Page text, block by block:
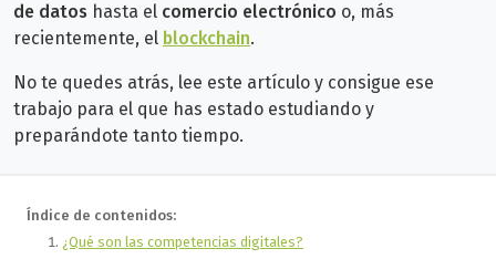
de datos hasta el comercio electrónico o, más
recientemente, el blockchain.
No te quedes atrás, lee este artículo y consigue ese
trabajo para el que has estado estudiando y
preparándote tanto tiempo.
Índice de contenidos:
¿Qué son las competencias digitales?